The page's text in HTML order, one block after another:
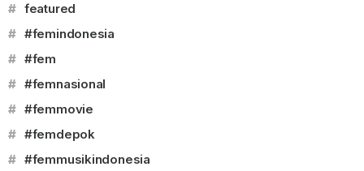
# featured
# #femindonesia
# #fem
# #femnasional
# #femmovie
# #femdepok
# #femmusikindonesia